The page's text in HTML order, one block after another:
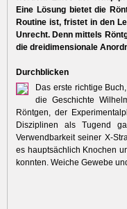
Eine Lösung bietet die
Routine ist, fristet in den
Unrecht. Denn mittels
die dreidimensionale
Durchblicken
Das erste richtige
die Geschichte
Röntgen, der
Disziplinen als Tugend
Verwendbarkeit seiner X-
es hauptsächlich Knochen
konnten. Weiche Gewebe